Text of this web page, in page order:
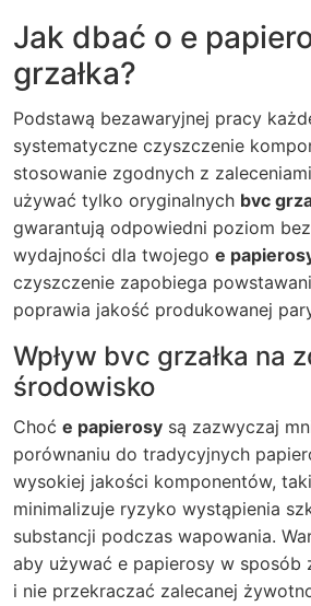
Jak dbać o e
grzałka?
Podstawą bezawaryjnej pracy
systematyczne czyszczenie
stosowanie zgodnych z
używać tylko oryginalnych bvc
gwarantują odpowiedni poziom
wydajności dla twojego e
czyszczenie zapobiega
poprawia jakość produkowanej
Wpływ bvc grzałka na
środowisko
Choć e papierosy są zazwyczaj
porównaniu do tradycyjnych
wysokiej jakości komponentów,
minimalizuje ryzyko wystąpienia
substancji podczas wapowania.
aby używać e papierosy w sposób
i nie przekraczać zalecanej